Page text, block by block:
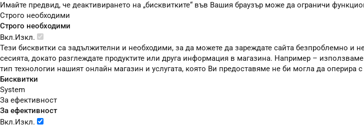
Имайте предвид, че деактивирането на „бисквитките“ във Вашия браузър може да ограничи
Строго необходими
Строго необходими
Вкл.Изкл.
Тези бисквитки са задължителни и необходими, за да можете да зареждате сайта безпроблемно
сесията, докато разглеждате продуктите или друга информация в магазина. Например –
тип технологии нашият онлайн магазин и услугата, която Ви предоставяме не би могла да
Бисквитки
System
За ефективност
За ефективност
Вкл.Изкл.